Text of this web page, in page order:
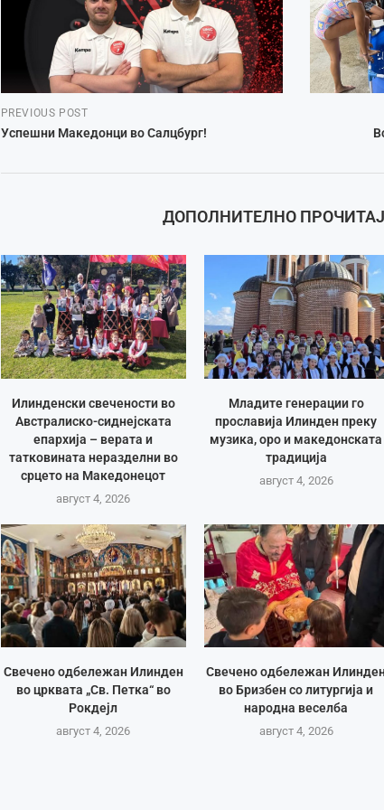
PREVIOUS POST
Успешни Македонци во Салцбург!
ДОПОЛНИТЕЛНО
Илинденски свечености во
Австралиско-сиднејската
епархија – верата и
татковината неразделни во
срцето на Македонецот
август 4, 2026
Младите генерации го
прославија Илинден преку
музика, оро и македонската
традиција
август 4, 2026
Свечено одбележан Илинден
во црквата „Св. Петка“ во
Рокдејл
август 4, 2026
Свечено одбележан
во Бризбен со литургија и
народна веселба
август 4, 2026